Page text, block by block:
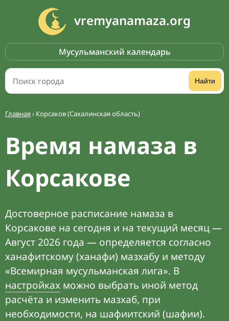
vremyanamaza.org
Мусульманский календарь
Найти
Главная› Корсаков (Сахалинская область)
Время намаза в
Корсакове
Достоверное расписание намаза в
Корсакове на сегодня и на текущий месяц —
Август 2026 года — определяется согласно
ханафитскому (ханафи) мазхабу и методу
«Всемирная мусульманская лига». В
настройках можно выбрать иной метод
расчёта и изменить мазхаб, при
необходимости, на шафиитский (шафии).